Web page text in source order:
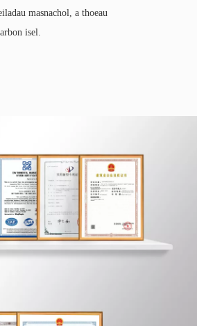
masnachol, a thoeau
isel.